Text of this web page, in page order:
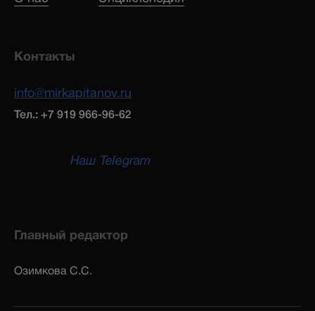
Контакты
info@mirkapitanov.ru
Тел.: +7 919 966-96-62
Наш Telegram
Главный редактор
Озимкова С.С.